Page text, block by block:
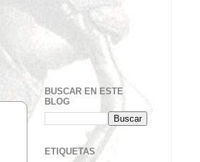
BUSCAR EN ESTE
BLOG
ETIQUETAS